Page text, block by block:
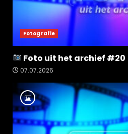
Fotografie
Foto uit het archief #20
07.07.2026